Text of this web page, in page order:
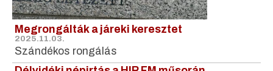
Megrongálták a járeki keresztet
2025.11.03.
Szándékos rongálás